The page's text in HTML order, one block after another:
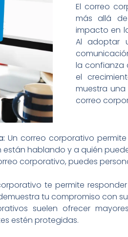
El correo
más allá
impacto en
Al adoptar
la confianza
el
muestra
correo
Un correo corporativo
hablando y a quién
corporativo, puedes
te permite
tu compromiso con
suelen ofrecer
estén protegidas.